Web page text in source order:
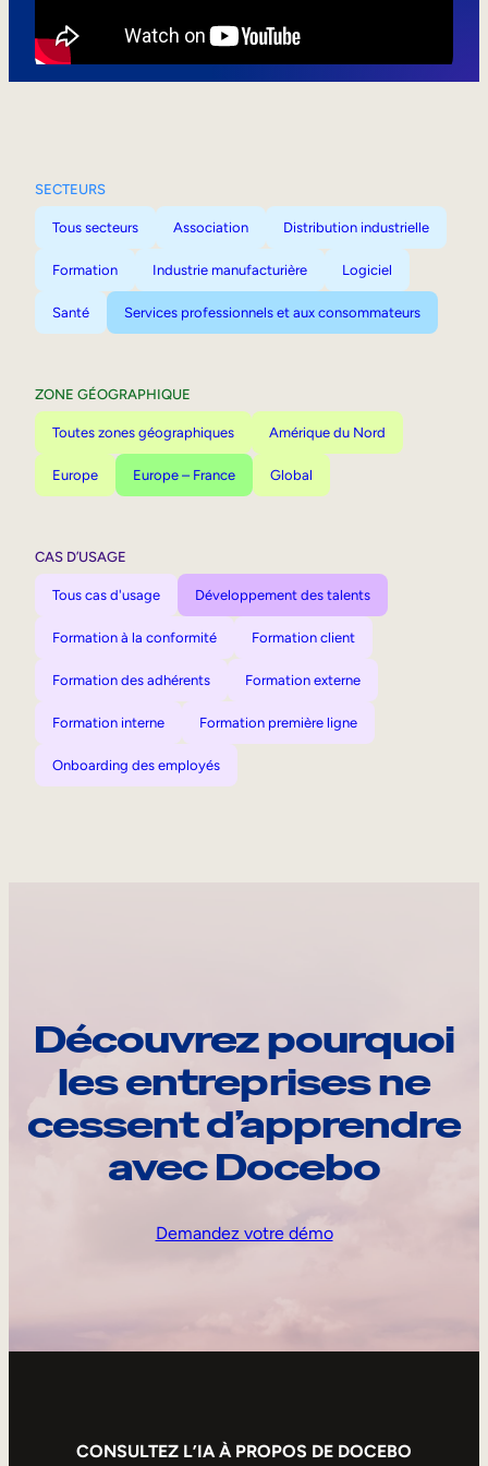
SECTEURS
Tous secteurs Association Distribution industrielle
Formation Industrie manufacturière Logiciel
Santé Services professionnels et aux consommateurs
ZONE GÉOGRAPHIQUE
Toutes zones géographiques Amérique du Nord
Europe Europe – France Global
CAS D’USAGE
Tous cas d'usage Développement des talents
Formation à la conformité Formation client
Formation des adhérents Formation externe
Formation interne Formation première ligne
Onboarding des employés
Découvrez pourquoi
les entreprises ne
cessent d’apprendre
avec Docebo
Demandez votre démo
CONSULTEZ L’IA À PROPOS DE DOCEBO